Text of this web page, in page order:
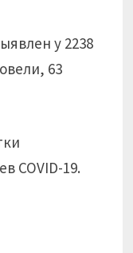
у 2238
63
COVID-19.